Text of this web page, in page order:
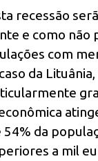
recessão
e como não
com
da
54% da
a mil